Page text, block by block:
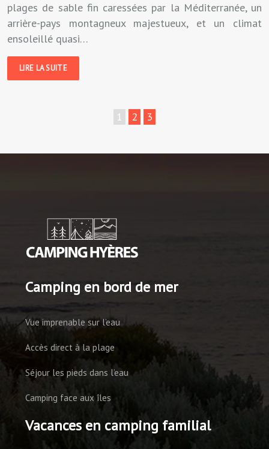
plages de sable fin caressées par la Méditerranée, un
arrière-pays montagneux majestueux, et un climat
ensoleillé quasi…
LIRE LA SUITE
1 2 3
Camping en bord de mer
Vue imprenable sur l’eau
Accès direct à la plage
Séjour les pieds dans l’eau
Camping face aux îles
Vacances en camping familial